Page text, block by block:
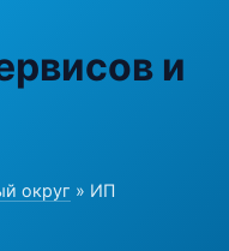
и
округ » ИП